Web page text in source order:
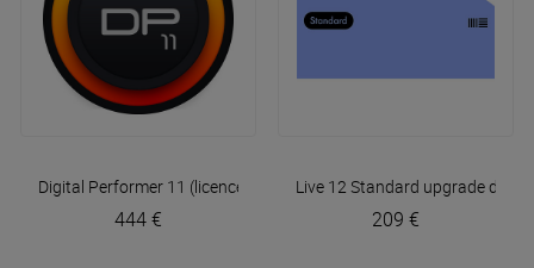
Digital Performer 11 (licence en téléchargement)Motu
444 €
Live 12 Standard upgrade
209 €